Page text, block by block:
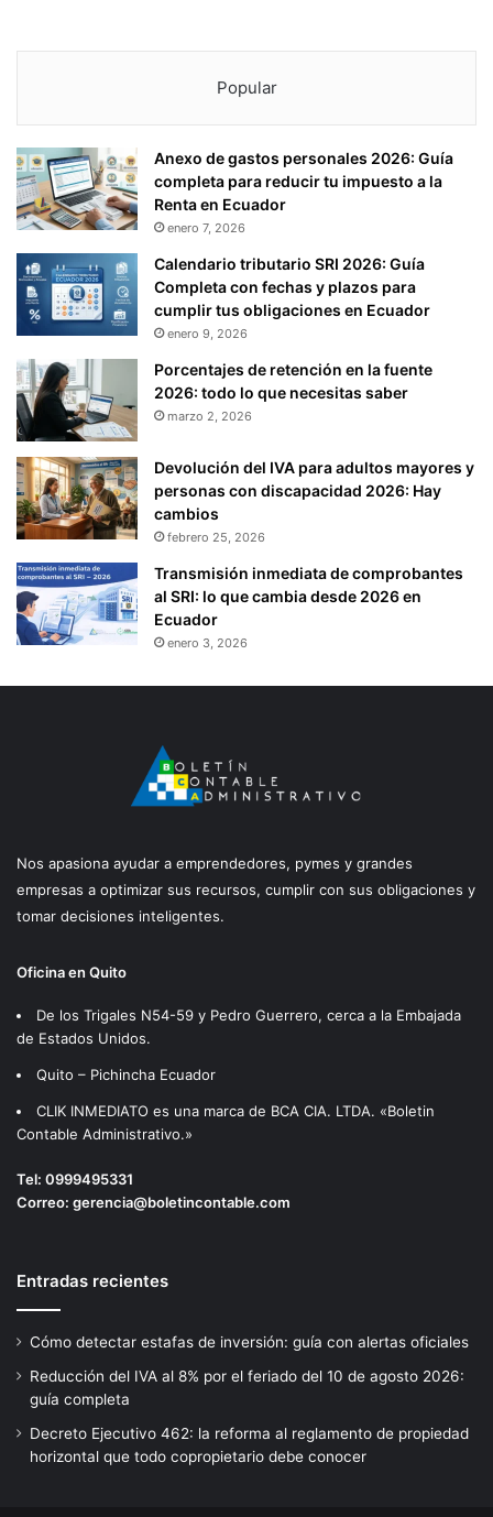
Popular
Anexo de gastos personales 2026: Guía
completa para reducir tu impuesto a la
Renta en Ecuador
enero 7, 2026
Calendario tributario SRI 2026: Guía
Completa con fechas y plazos para
cumplir tus obligaciones en Ecuador
enero 9, 2026
Porcentajes de retención en la fuente
2026: todo lo que necesitas saber
marzo 2, 2026
Devolución del IVA para adultos mayores y
personas con discapacidad 2026: Hay
cambios
febrero 25, 2026
Transmisión inmediata de comprobantes
al SRI: lo que cambia desde 2026 en
Ecuador
enero 3, 2026
Nos apasiona ayudar a emprendedores, pymes y grandes
empresas a optimizar sus recursos, cumplir con sus obligaciones y
tomar decisiones inteligentes.
Oficina en Quito
De los Trigales N54-59 y Pedro Guerrero, cerca a la Embajada
de Estados Unidos.
Quito – Pichincha Ecuador
CLIK INMEDIATO es una marca de BCA CIA. LTDA. «Boletin
Contable Administrativo.»
Tel: 0999495331
Correo: gerencia@boletincontable.com
Entradas recientes
Cómo detectar estafas de inversión: guía con alertas oficiales
Reducción del IVA al 8% por el feriado del 10 de agosto 2026:
guía completa
Decreto Ejecutivo 462: la reforma al reglamento de propiedad
horizontal que todo copropietario debe conocer